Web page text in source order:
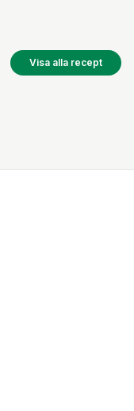
Visa alla recept